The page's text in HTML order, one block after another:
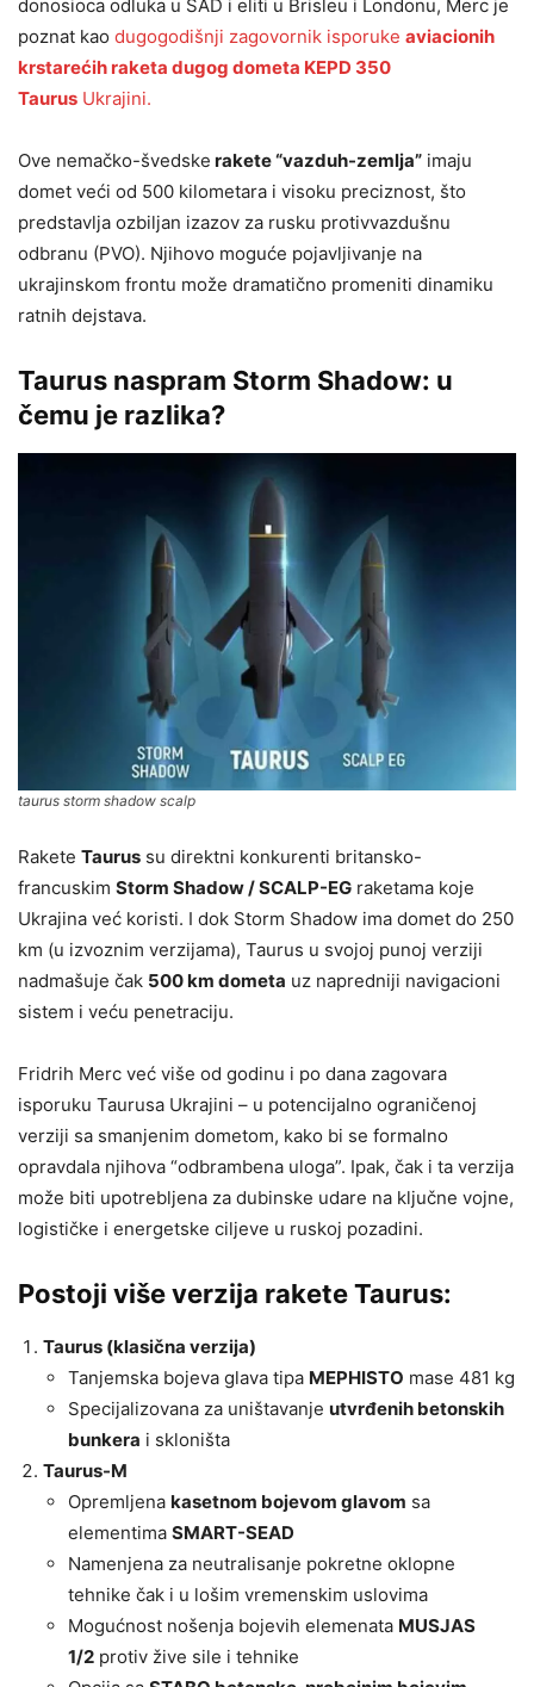
donosioca odluka u SAD i eliti u Brisleu i Londonu, Merc je
poznat kao dugogodišnji zagovornik isporuke aviacionih
krstarećih raketa dugog dometa KEPD 350
Taurus Ukrajini.
Ove nemačko-švedske rakete “vazduh-zemlja” imaju
domet veći od 500 kilometara i visoku preciznost, što
predstavlja ozbiljan izazov za rusku protivvazdušnu
odbranu (PVO). Njihovo moguće pojavljivanje na
ukrajinskom frontu može dramatično promeniti dinamiku
ratnih dejstava.
Taurus naspram Storm Shadow: u
čemu je razlika?
taurus storm shadow scalp
Rakete Taurus su direktni konkurenti britansko-
francuskim Storm Shadow / SCALP-EG raketama koje
Ukrajina već koristi. I dok Storm Shadow ima domet do 250
km (u izvoznim verzijama), Taurus u svojoj punoj verziji
nadmašuje čak 500 km dometa uz napredniji navigacioni
sistem i veću penetraciju.
Fridrih Merc već više od godinu i po dana zagovara
isporuku Taurusa Ukrajini – u potencijalno ograničenoj
verziji sa smanjenim dometom, kako bi se formalno
opravdala njihova “odbrambena uloga”. Ipak, čak i ta verzija
može biti upotrebljena za dubinske udare na ključne vojne,
logističke i energetske ciljeve u ruskoj pozadini.
Postoji više verzija rakete Taurus:
Taurus (klasična verzija)
Tanjemska bojeva glava tipa MEPHISTO mase 481 kg
Specijalizovana za uništavanje utvrđenih betonskih
bunkera i skloništa
Taurus-M
Opremljena kasetnom bojevom glavom sa
elementima SMART-SEAD
Namenjena za neutralisanje pokretne oklopne
tehnike čak i u lošim vremenskim uslovima
Mogućnost nošenja bojevih elemenata MUSJAS
1/2 protiv žive sile i tehnike